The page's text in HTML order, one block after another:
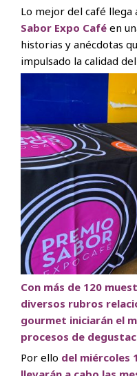
Lo mejor del café llega
Sabor Expo Café en
historias y anécdotas
impulsado la calidad
Con más de 120
diversos rubros
gourmet iniciarán el
procesos de
Por ello del miércoles